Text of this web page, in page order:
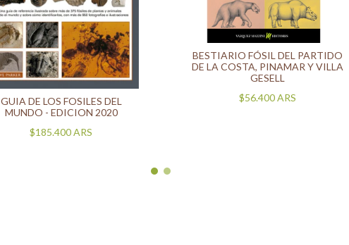
GUIA DE LOS FOSILES DEL
MUNDO - EDICION 2020
$185.400ARS
BESTIARIO FÓSIL DEL PARTIDO
DE LA COSTA, PINAMAR Y VILLA
GESELL
$56.400ARS